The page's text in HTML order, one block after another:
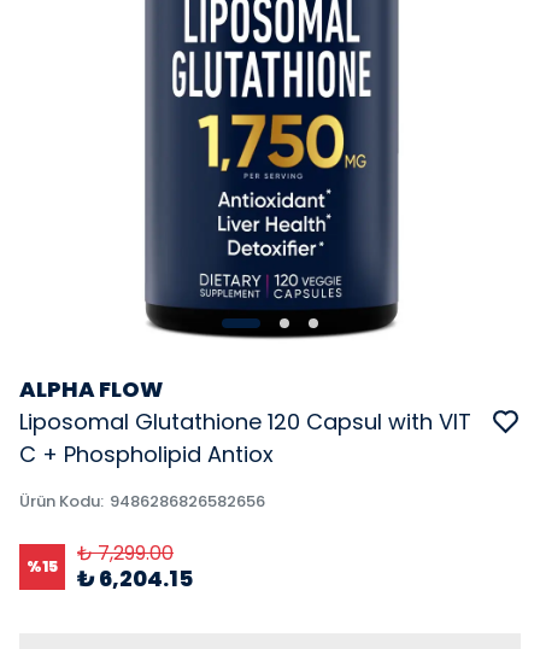
ALPHA FLOW
Liposomal Glutathione 120 Capsul with VIT
C + Phospholipid Antiox
Ürün Kodu: 9486286826582656
%15 ₺ 7,299.00
₺ 6,204.15